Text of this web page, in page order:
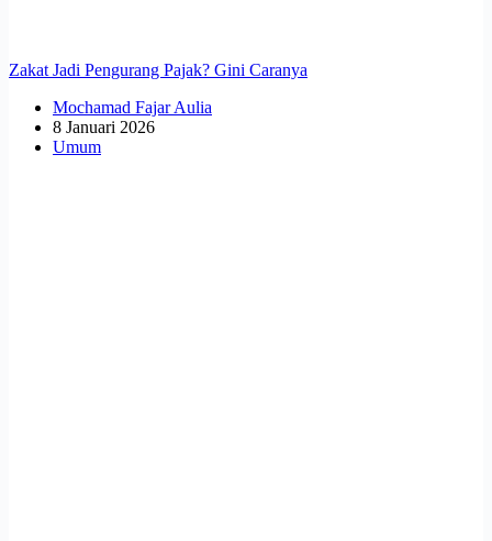
Zakat Jadi Pengurang Pajak? Gini Caranya
Mochamad Fajar Aulia
8 Januari 2026
Umum